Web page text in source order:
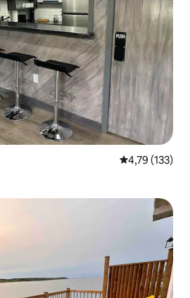
4,79 av 5 i
4,79 (133)